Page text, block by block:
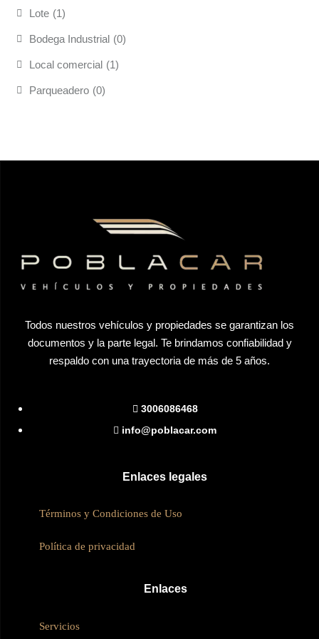
Lote (1)
Bodega Industrial (0)
Local comercial (1)
Parqueadero (0)
Todos nuestros vehículos y propiedades se garantizan los
documentos y la parte legal. Te brindamos confiabilidad y
respaldo con una trayectoria de más de 5 años.
3006086468
info@poblacar.com
Enlaces legales
Términos y Condiciones de Uso
Política de privacidad
Enlaces
Servicios